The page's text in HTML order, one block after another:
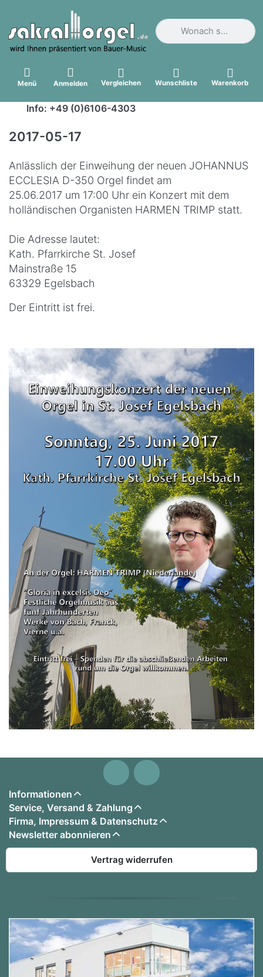
Geben Sie einen
Menü Anmelden Vergleichen Wunschliste Warenkorb
Info: +49 (0)6106-4303
2017-05-17
Anlässlich der Einweihung der neuen JOHANNUS
ECCLESIA D-350 Orgel findet am
25.06.2017 um 17:00 Uhr ein Konzert mit dem
holländischen Organisten HARMEN TRIMP statt.
Die Adresse lautet:
Kath. Pfarrkirche St. Josef
Mainstraße 15
63329 Egelsbach
Der Eintritt ist frei.
Informationen
Service, Versand & Zahlung
Firma, Impressum & Datenschutz
Newsletter abonnieren
Vertrag widerrufen